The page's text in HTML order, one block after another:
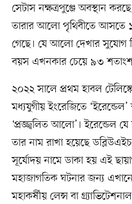
সেটাস নক্ষত্রপুঞ্জে অবস্থান
তারার আলো পৃথিবীতে আসতে
গেছে। যে আলো দেখার সুযোগ
বয়স এখনকার চেয়ে ৯৩
২০২২ সালে প্রথম হাবল
মধ্যযুগীয় ইংরেজিতে
‘প্রজ্জ্বলিত আলো’। ইরেন্ডেল যে
তার নাম রাখা হয়েছে
সূর্যোদয় নামে ডাকা হয় এই
মহাজাগতিক ঘটনার জন্য
মহাকর্ষীয় লেন্স বা